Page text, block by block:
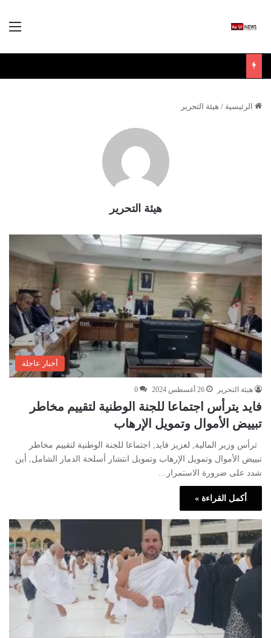
الرئيسية / هيئة التحرير
هيئة التحرير
أخبار عاجلة
هيئة التحرير 26 أغسطس 2024 0
فايد يترأس اجتماعا للجنة الوطنية لتقييم مخاطر
تبييض الأموال وتمويل الإرهاب
ترأس وزير المالية, لعزيز فايد, اجتماعا للجنة الوطنية لتقييم مخاطر
تبييض الأموال وتمويل الإرهاب وتمويل انتشار أسلحة الدمار الشامل, أين
شدد على ضرورة الاستمرار…
أكمل القراءة »